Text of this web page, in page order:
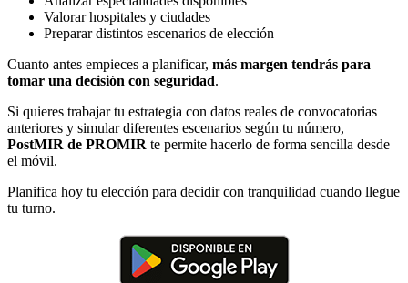
Valorar hospitales y ciudades
Preparar distintos escenarios de elección
Cuanto antes empieces a planificar, más margen tendrás para
tomar una decisión con seguridad.
Si quieres trabajar tu estrategia con datos reales de convocatorias
anteriores y simular diferentes escenarios según tu número,
PostMIR de PROMIR te permite hacerlo de forma sencilla desde
el móvil.
Planifica hoy tu elección para decidir con tranquilidad cuando llegue
tu turno.